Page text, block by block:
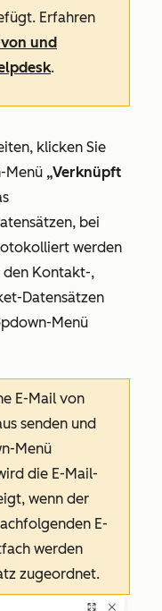
Erfahren
und
.
klicken Sie
Menü „Verknüpft
bei
werden
den Kontakt-,
Datensätzen
Menü
E-Mail von
senden und
Menü
die E-Mail-
wenn der
E-
werden
zugeordnet.